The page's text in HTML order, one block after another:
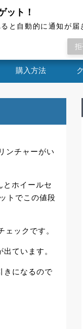
ら激安
購入方法
ンチャーがい
とホイールセ
トでこの値段
ックです。
ています。
きになるので
ット！
と自動的に通知が届